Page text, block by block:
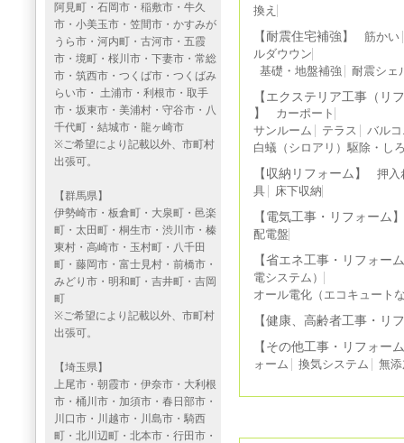
阿見町・石岡市・稲敷市・牛久
市・小美玉市・笠間市・かすみが
うら市・河内町・古河市・五霞
市・境町・桜川市・下妻市・常総
市・筑西市・つくば市・つくばみ
らい市・ 土浦市・利根市・取手
市・坂東市・美浦村・守谷市・八
千代町・結城市・龍ヶ崎市
※ご希望により記載以外、市町村
出張可。
【群馬県】
伊勢崎市・板倉町・大泉町・邑楽
町・太田町・桐生市・渋川市・榛
東村・高崎市・玉村町・八千田
町・藤岡市・富士見村・前橋市・
みどり市・明和町・吉井町・吉岡
町
※ご希望により記載以外、市町村
出張可。
【埼玉県】
上尾市・朝霞市・伊奈市・大利根
市・桶川市・加須市・春日部市・
川口市・川越市・川島市・騎西
町・北川辺町・北本市・行田市・
換え
【耐震住宅補強】
筋かい
ルダウウン
基礎・地盤補強
耐震シェ
【エクステリア工事（リ
】
カーポート
サンルーム
テラス
バル
白蟻（シロアリ）駆除・し
【収納リフォーム】
押入
具
床下収納
【電気工事・リフォーム
配電盤
【省エネ工事・リフォー
電システム）
オール電化（エコキュート
【健康、高齢者工事・リ
【その他工事・リフォー
ォーム 換気システム 無